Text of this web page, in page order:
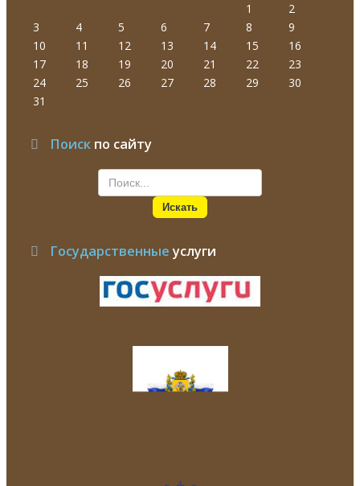
1
2
3
4 5 6 7 8
9
10
11 12 13 14 15
16
17
18 19 20 21 22
23
24
25 26 27 28 29
30
31
Поиск по сайту
Искать
Государственныеуслуги